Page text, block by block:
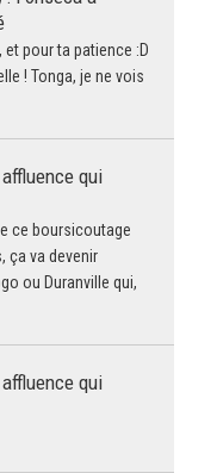
pour ta patience :D
! Tonga, je ne vois
qui
ce boursicoutage
ça va devenir
ou Duranville qui,
qui